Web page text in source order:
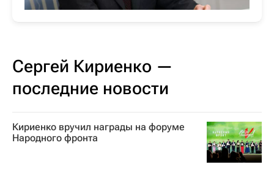
Сергей Кириенко —
последние новости
Кириенко вручил награды на форуме
Народного фронта